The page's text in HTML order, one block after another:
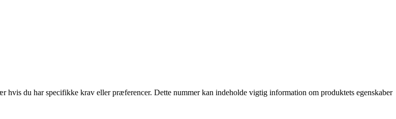
du har specifikke krav eller præferencer. Dette nummer kan indeholde vigtig information om produktets egenskaber